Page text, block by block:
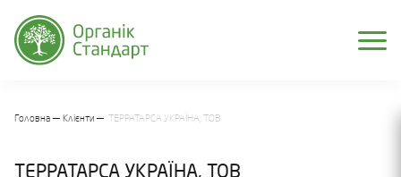
Головна Клієнти ТЕРРАТАРСА УКРАЇНА, ТОВ
ТЕРРАТАРСА УКРАЇНА, ТОВ